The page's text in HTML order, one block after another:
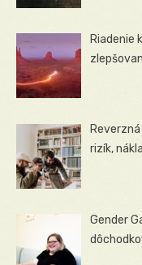
Riadenie
rizík,
Gender